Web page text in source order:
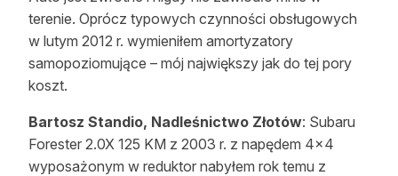
terenie. Oprócz typowych czynności obsługowych
w lutym 2012 r. wymieniłem amortyzatory
samopoziomujące – mój największy jak do tej pory
koszt.
Bartosz Standio, Nadleśnictwo Złotów: Subaru
Forester 2.0X 125 KM z 2003 r. z napędem 4×4
wyposażonym w reduktor nabyłem rok temu z